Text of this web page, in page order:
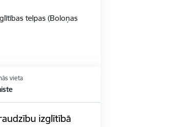
telpas (Boloņas
vieta
izglītībā